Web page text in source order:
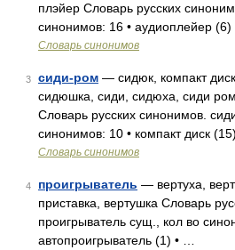
плэйер Словарь русских
синонимов: 16 • аудиоплейер (6)
Словарь синонимов
3 сиди-ром — сидюк, компакт
сидюшка, сиди, сидюха, сиди
Словарь русских синонимов.
синонимов: 10 • компакт диск
Словарь синонимов
4 проигрыватель — вертуха,
приставка, вертушка Словарь
проигрыватель сущ., кол во
автопроигрыватель (1) • …